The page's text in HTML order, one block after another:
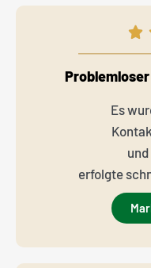
Es
erfolgte